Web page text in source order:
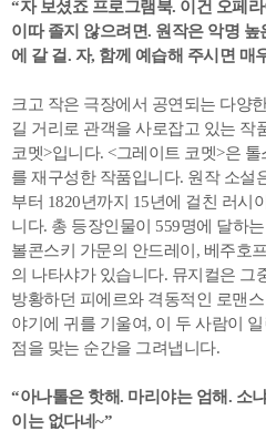
“자 보셨죠 프로그램북. 이건 오페
이따 졸지 않으려면. 원작은 악명
에 갈 걸. 자, 함께 예습해 주시면 매
크고 작은 극장에서 공연되는 다양
길 거리로 관객을 사로잡고 있는 작
코멧>입니다. <그레이트 코멧>은
를 재구성한 작품입니다. 원작 소설
부터 1820년까지 15년에 걸친 러시
니다. 총 등장인물이 559명에 달하
볼콘스키 가문의 안드레이, 베주호
의 나타샤가 있습니다. 뮤지컬은 그
방황하던 피에르와 격동적인 로맨
야기에 귀를 기울여, 이 두 사람이
점을 맞는 순간을 그려냅니다.
“아나톨은 핫해. 마리야는 엄해. 소
이는 없다네~”